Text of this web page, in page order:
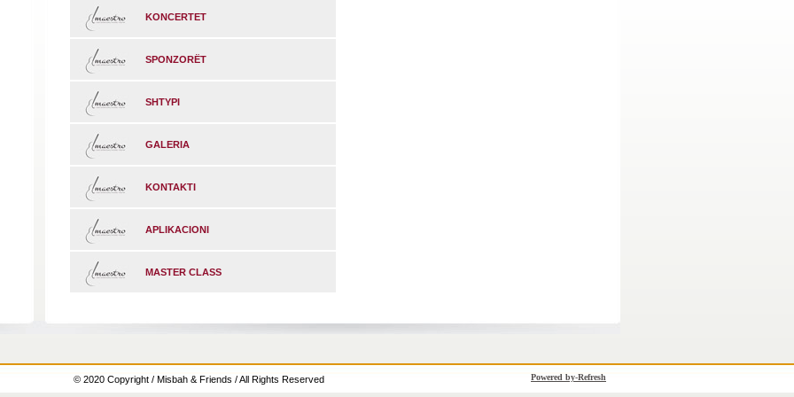
KONCERTET
SPONZORËT
SHTYPI
GALERIA
KONTAKTI
APLIKACIONI
MASTER CLASS
© 2020 Copyright / Misbah & Friends / All Rights Reserved Powered by-Refresh